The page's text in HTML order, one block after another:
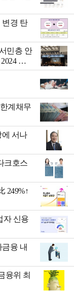
경 탄
민층 안
전
계채무
에 서나
크호스
249%↑
자 신용
융 내
융위 최